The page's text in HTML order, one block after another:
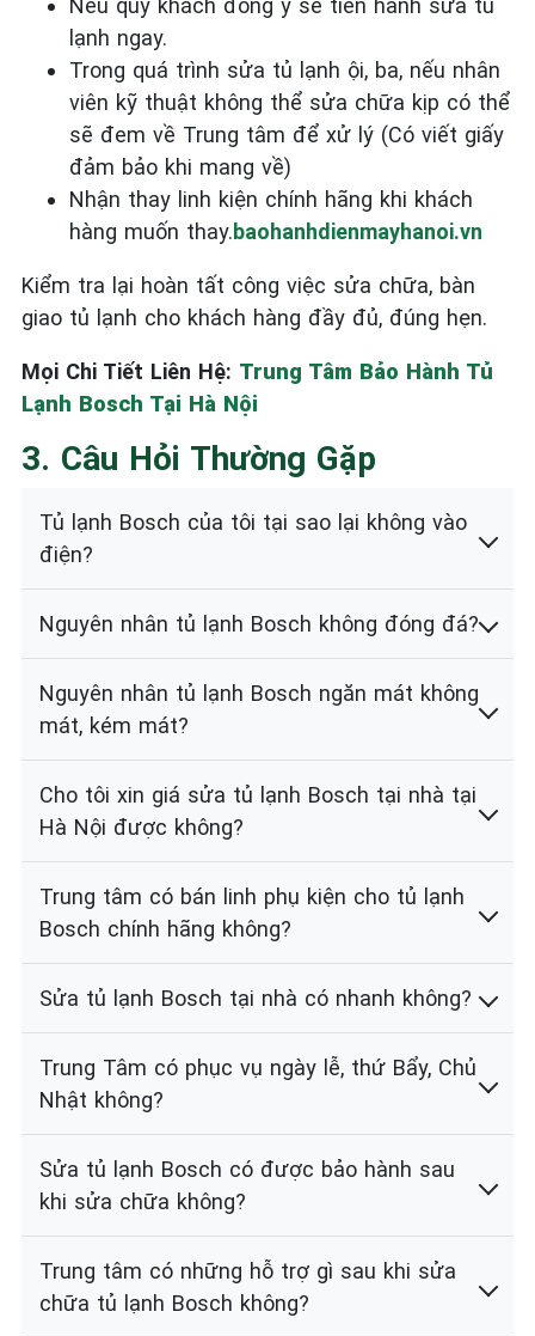
Nếu quý khách đồng ý sẽ tiến hành sửa tủ
lạnh ngay.
Trong quá trình sửa tủ lạnh ội, ba, nếu nhân
viên kỹ thuật không thể sửa chữa kịp có thể
sẽ đem về Trung tâm để xử lý (Có viết giấy
đảm bảo khi mang về)
Nhận thay linh kiện chính hãng khi khách
hàng muốn thay.baohanhdienmayhanoi.vn
Kiểm tra lại hoàn tất công việc sửa chữa, bàn
giao tủ lạnh cho khách hàng đầy đủ, đúng hẹn.
Mọi Chi Tiết Liên Hệ: Trung Tâm Bảo Hành Tủ
Lạnh Bosch Tại Hà Nội
3. Câu Hỏi Thường Gặp
Tủ lạnh Bosch của tôi tại sao lại không vào
điện?
Nguyên nhân tủ lạnh Bosch không đóng đá?
Nguyên nhân tủ lạnh Bosch ngăn mát không
mát, kém mát?
Cho tôi xin giá sửa tủ lạnh Bosch tại nhà tại
Hà Nội được không?
Trung tâm có bán linh phụ kiện cho tủ lạnh
Bosch chính hãng không?
Sửa tủ lạnh Bosch tại nhà có nhanh không?
Trung Tâm có phục vụ ngày lễ, thứ Bẩy, Chủ
Nhật không?
Sửa tủ lạnh Bosch có được bảo hành sau
khi sửa chữa không?
Trung tâm có những hỗ trợ gì sau khi sửa
chữa tủ lạnh Bosch không?